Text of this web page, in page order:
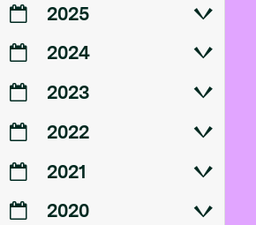
2025
2024
2023
2022
2021
2020